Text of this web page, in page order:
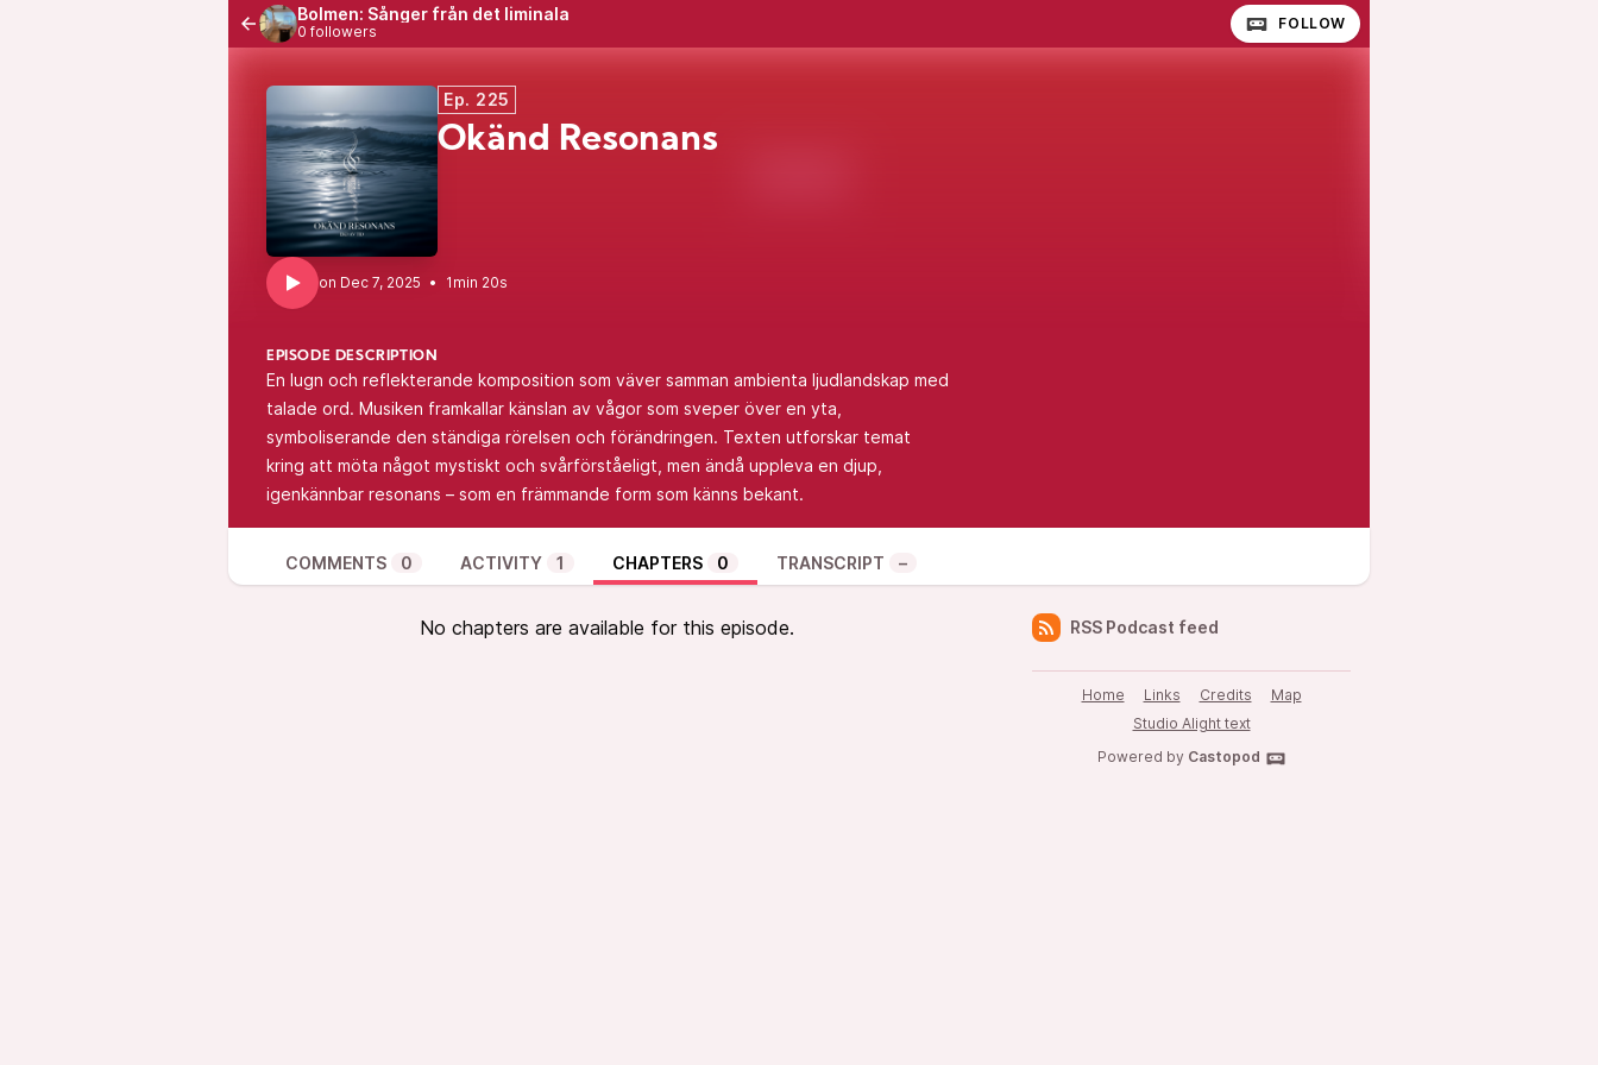
Bolmen: Sånger från det liminala
0 followers FOLLOW
Ep. 225
Okänd Resonans
• 1min 20s
EPISODE DESCRIPTION
En lugn och reflekterande komposition som väver samman ambienta ljudlandskap med
talade ord. Musiken framkallar känslan av vågor som sveper över en yta,
symboliserande den ständiga rörelsen och förändringen. Texten utforskar temat
kring att möta något mystiskt och svårförståeligt, men ändå uppleva en djup,
igenkännbar resonans – som en främmande form som känns bekant.
COMMENTS 0 ACTIVITY 1 CHAPTERS 0 TRANSCRIPT –
No chapters are available for this episode. RSS Podcast feed
Home Links Credits
Map
Studio Alight text
Powered by Castopod